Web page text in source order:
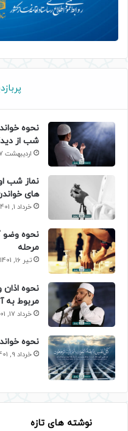
نحوه
شب از
اردیبهشت 27, 1401
نماز شب
های
خرداد 1, 1401
نحوه وضو
مرحله
تیر 16, 1401
نحوه
مربوط به
خرداد 17, 1401
نحوه
خرداد 9, 1401
نوشته های تازه